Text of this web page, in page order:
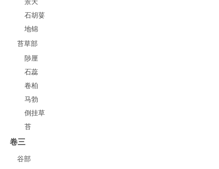
石胡荽
地锦
苔草部
陟厘
石蕊
卷柏
马勃
倒挂草
苔
卷三
谷部